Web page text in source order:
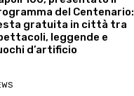
del Centenario:
gratuita in città tra
leggende e
d’artificio